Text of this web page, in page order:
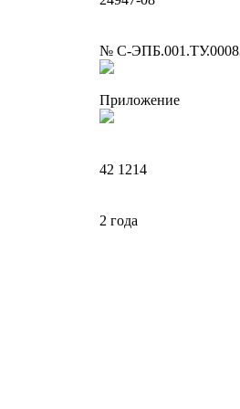
№ С-
Приложение
42 1214
2 года